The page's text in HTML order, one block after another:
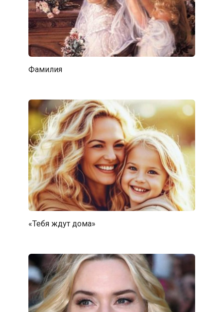
Фамилия
«Тебя ждут дома»